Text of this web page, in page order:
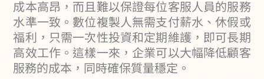
成本高昂，而且難以保證每位客服人員的服務
水準一致。數位複製人無需支付薪水、休假或
福利，只需一次性投資和定期維護，即可長期
高效工作。這樣一來，企業可以大幅降低顧客
服務的成本，同時確保質量穩定。